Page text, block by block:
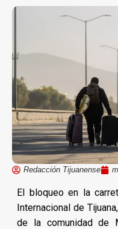
Redacción Tijuanense
El bloqueo en la
Internacional de
de la comunidad de